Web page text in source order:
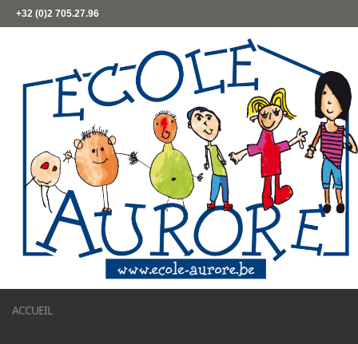
+32 (0)2 705.27.96
ACCUEIL